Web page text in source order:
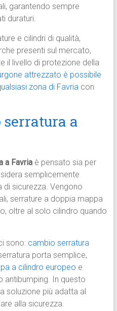
garantendo sempre
duraturi.
e cilindri di qualità,
presenti sul mercato,
il livello di protezione della
attrezzato è possibile
zona di Favriacon
a
a Favriaè pensato sia per
semplicemente
di sicurezza. Vengono
serrature a doppia mappa
oltre al solo cilindro quando
sono: cambio serratura
porta semplice,
a cilindro europeo e
antibumping. In questo
soluzione più adatta al
alla sicurezza.